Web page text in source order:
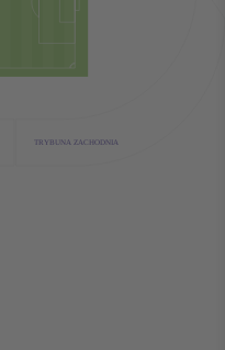
TRYBUNA ZACHODNIA